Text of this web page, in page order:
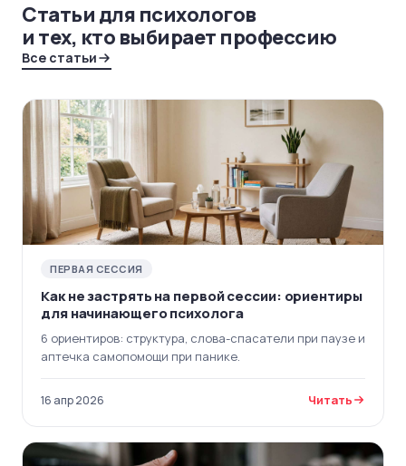
Статьи для психологов
и тех, кто выбирает профессию
Все статьи
ПЕРВАЯ СЕССИЯ
Как не застрять на первой сессии: ориентиры
для начинающего психолога
6 ориентиров: структура, слова-спасатели при паузе и
аптечка самопомощи при панике.
16 апр 2026 Читать